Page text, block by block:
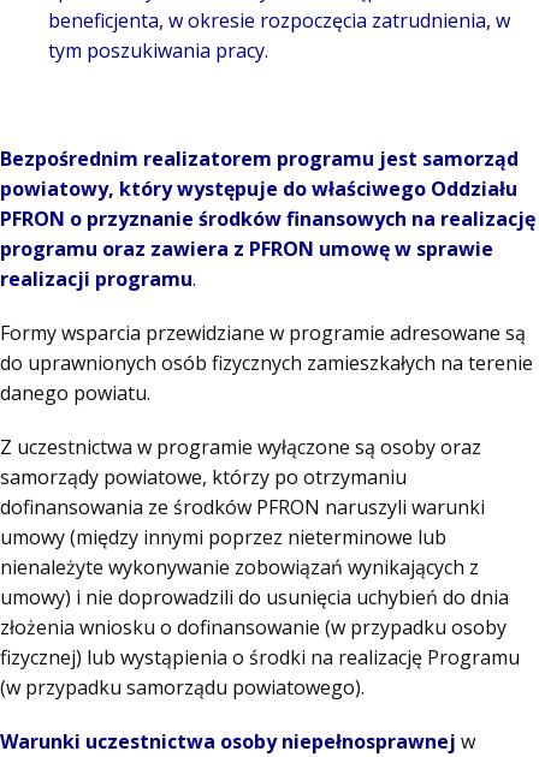
beneficjenta, w okresie rozpoczęcia zatrudnienia, w
tym poszukiwania pracy.
Bezpośrednim realizatorem programu jest samorząd
powiatowy, który występuje do właściwego Oddziału
PFRON o przyznanie środków finansowych na realizację
programu oraz zawiera z PFRON umowę w sprawie
realizacji programu.
Formy wsparcia przewidziane w programie adresowane są
do uprawnionych osób fizycznych zamieszkałych na terenie
danego powiatu.
Z uczestnictwa w programie wyłączone są osoby oraz
samorządy powiatowe, którzy po otrzymaniu
dofinansowania ze środków PFRON naruszyli warunki
umowy (między innymi poprzez nieterminowe lub
nienależyte wykonywanie zobowiązań wynikających z
umowy) i nie doprowadzili do usunięcia uchybień do dnia
złożenia wniosku o dofinansowanie (w przypadku osoby
fizycznej) lub wystąpienia o środki na realizację Programu
(w przypadku samorządu powiatowego).
Warunki uczestnictwa osoby niepełnosprawnej w